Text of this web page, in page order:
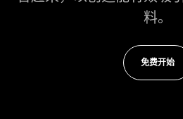
料。
免费开始